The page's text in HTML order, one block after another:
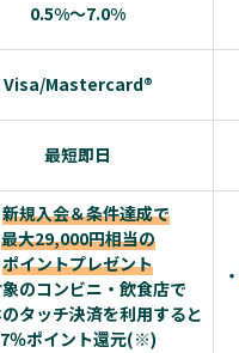
0.5%～7.0%
Visa/Mastercard®
最短即日
新規入会＆条件達成で
最大29,000円相当の
ポイントプレゼント
のコンビニ・飲食店で
タッチ決済を利用すると
7％ポイント還元(※)
・